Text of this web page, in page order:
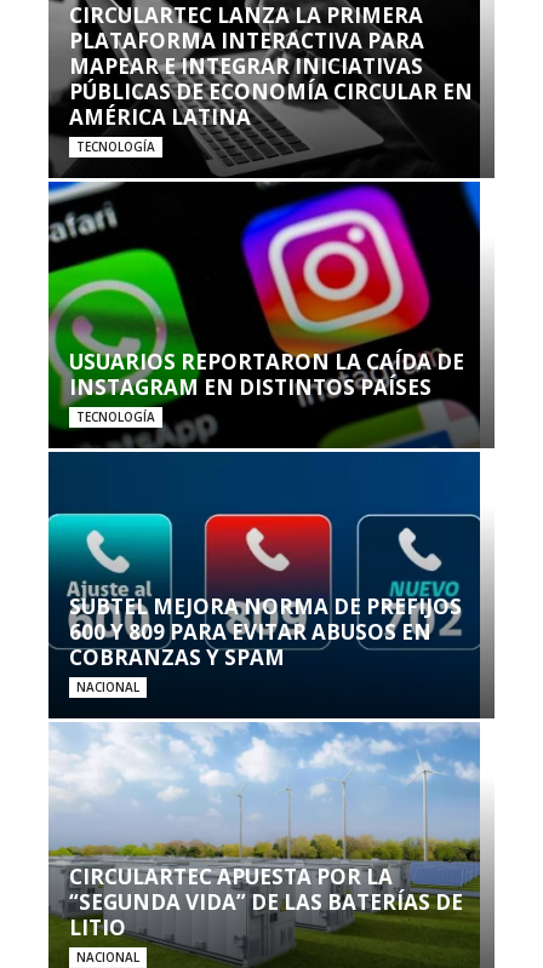
CIRCULARTEC LANZA LA PRIMERA
PLATAFORMA INTERACTIVA PARA
MAPEAR E INTEGRAR INICIATIVAS
PÚBLICAS DE ECONOMÍA CIRCULAR EN
AMÉRICA LATINA
TECNOLOGÍA
USUARIOS REPORTARON LA CAÍDA DE
INSTAGRAM EN DISTINTOS PAÍSES
TECNOLOGÍA
SUBTEL MEJORA NORMA DE PREFIJOS
600 Y 809 PARA EVITAR ABUSOS EN
COBRANZAS Y SPAM
NACIONAL
CIRCULARTEC APUESTA POR LA
“SEGUNDA VIDA” DE LAS BATERÍAS DE
LITIO
NACIONAL